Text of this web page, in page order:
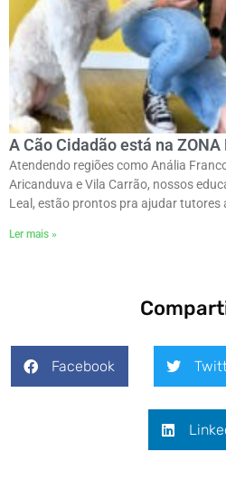
A Cão Cidadão está na ZONA
Atendendo regiões como Anália
Aricanduva e Vila Carrão, nossos
Leal, estão prontos pra ajudar tutores
Ler mais »
Facebook